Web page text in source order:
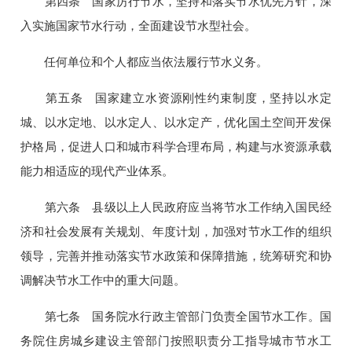
入实施国家节水行动，全面建设节水型社会。
任何单位和个人都应当依法履行节水义务。
第五条 国家建立水资源刚性约束制度，坚持以水定
城、以水定地、以水定人、以水定产，优化国土空间开发保
护格局，促进人口和城市科学合理布局，构建与水资源承载
能力相适应的现代产业体系。
第六条 县级以上人民政府应当将节水工作纳入国民经
济和社会发展有关规划、年度计划，加强对节水工作的组织
领导，完善并推动落实节水政策和保障措施，统筹研究和协
调解决节水工作中的重大问题。
第七条 国务院水行政主管部门负责全国节水工作。国
务院住房城乡建设主管部门按照职责分工指导城市节水工